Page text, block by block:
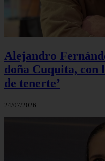
Alejandro
doña Cuquita, con
de tenerte’
24/07/2026